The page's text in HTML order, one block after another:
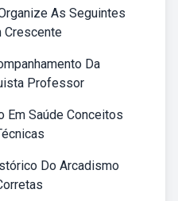
As Seguintes
Crescente
Da
Professor
Em Saúde Conceitos
Do Arcadismo